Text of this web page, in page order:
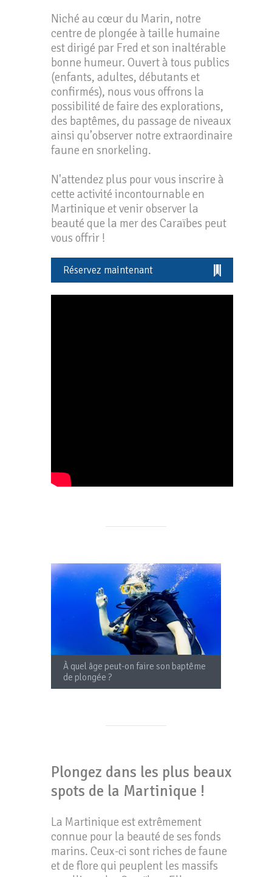
Niché au cœur du Marin, notre
centre de plongée à taille humaine
est dirigé par Fred et son inaltérable
bonne humeur. Ouvert à tous publics
(enfants, adultes, débutants et
confirmés), nous vous offrons la
possibilité de faire des explorations,
des baptêmes, du passage de niveaux
ainsi qu’observer notre extraordinaire
faune en snorkeling.
N'attendez plus pour vous inscrire à
cette activité incontournable en
Martinique et venir observer la
beauté que la mer des Caraïbes peut
vous offrir !
Réservez maintenant
À quel âge peut-on faire son baptême
de plongée ?
Plongez dans les plus beaux
spots de la Martinique !
La Martinique est extrêmement
connue pour la beauté de ses fonds
marins. Ceux-ci sont riches de faune
et de flore qui peuplent les massifs